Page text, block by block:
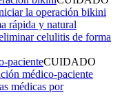
la operación bikini
celulitis de forma
CUIDADO
médico-paciente